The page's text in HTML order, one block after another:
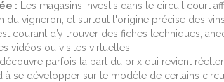
: Les magasins investis dans le circuit court
du vigneron, et surtout l'origine précise des
courant d’y trouver des fiches techniques,
vidéos ou visites virtuelles.
parfois la part du prix qui revient
à se développer sur le modèle de certains